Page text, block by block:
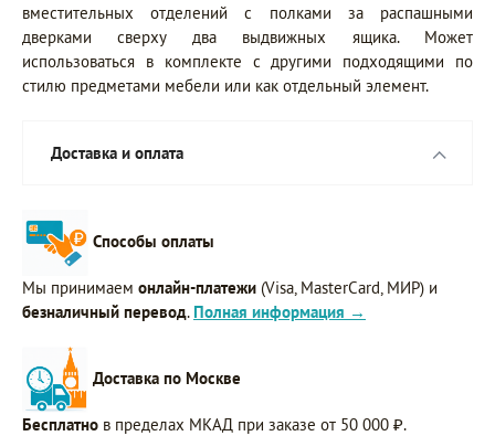
вместительных отделений с полками за распашными
дверками сверху два выдвижных ящика. Может
использоваться в комплекте с другими подходящими по
стилю предметами мебели или как отдельный элемент.
Доставка и оплата
Способы оплаты
Мы принимаем онлайн-платежи (Visa, MasterCard, МИР) и
безналичный перевод. Полная информация →
Доставка по Москве
Бесплатно в пределах МКАД при заказе от 50 000 ₽.